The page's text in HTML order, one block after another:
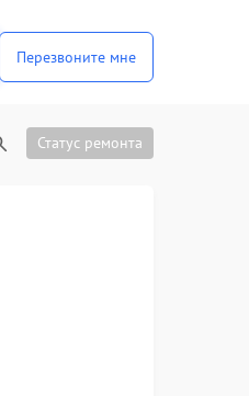
Перезвоните мне
Статус ремонта